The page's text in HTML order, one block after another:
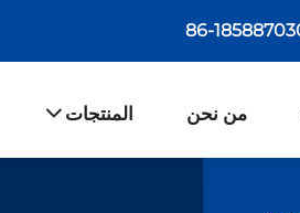
من نحن المنتجات